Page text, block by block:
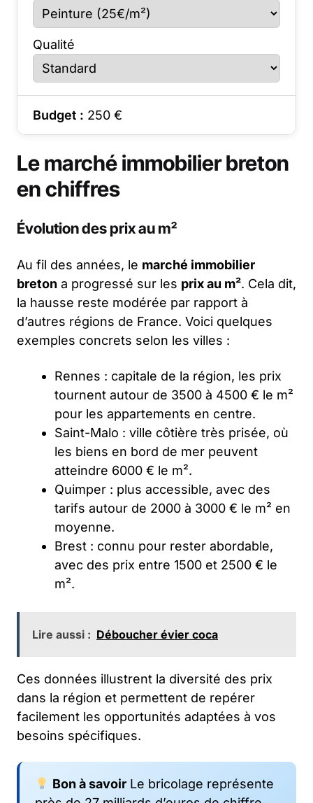
Qualité
Budget : 250 €
Le marché immobilier breton
en chiffres
Évolution des prix au m²
Au fil des années, le marché immobilier
breton a progressé sur les prix au m². Cela dit,
la hausse reste modérée par rapport à
d’autres régions de France. Voici quelques
exemples concrets selon les villes :
Rennes : capitale de la région, les prix
tournent autour de 3500 à 4500 € le m²
pour les appartements en centre.
Saint-Malo : ville côtière très prisée, où
les biens en bord de mer peuvent
atteindre 6000 € le m².
Quimper : plus accessible, avec des
tarifs autour de 2000 à 3000 € le m² en
moyenne.
Brest : connu pour rester abordable,
avec des prix entre 1500 et 2500 € le
m².
Lire aussi : Déboucher évier coca
Ces données illustrent la diversité des prix
dans la région et permettent de repérer
facilement les opportunités adaptées à vos
besoins spécifiques.
Bon à savoirLe bricolage représente